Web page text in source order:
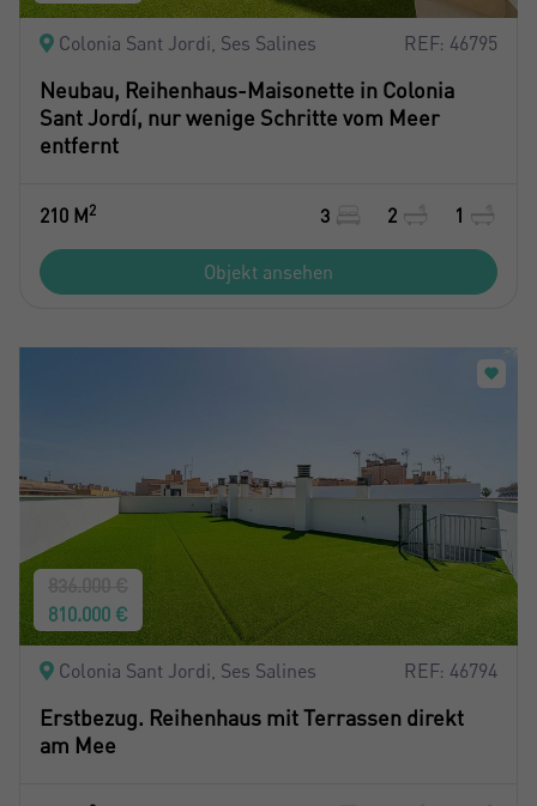
Colonia Sant Jordi, Ses Salines REF: 46795
Neubau, Reihenhaus-Maisonette in Colonia
Sant Jordí, nur wenige Schritte vom Meer
entfernt
210 M2 3 2 1
Objekt ansehen
810.000 €
Colonia Sant Jordi, Ses Salines REF: 46794
Erstbezug. Reihenhaus mit Terrassen direkt
am Mee